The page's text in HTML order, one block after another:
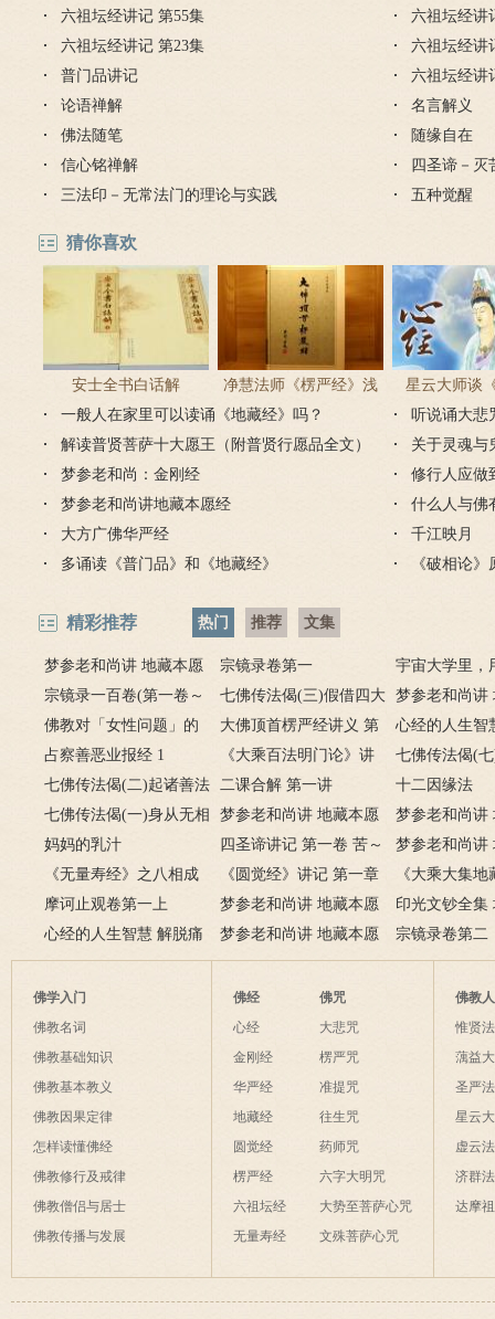
六祖坛经讲记 第55集
六祖坛经讲
六祖坛经讲记 第23集
六祖坛经讲
普门品讲记
六祖坛经讲
论语禅解
名言解义
佛法随笔
随缘自在
信心铭禅解
四圣谛－灭
三法印－无常法门的理论与实践
五种觉醒
猜你喜欢
安士全书白话解
净慧法师《楞严经》浅
译
星云大师谈
一般人在家里可以读诵《地藏经》吗？
听说诵大悲
解读普贤菩萨十大愿王（附普贤行愿品全文）
关于灵魂与
梦参老和尚：金刚经
修行人应做
梦参老和尚讲地藏本愿经
什么人与佛
大方广佛华严经
千江映月
多诵读《普门品》和《地藏经》
《破相论》
精彩推荐 热门 推荐 文集
梦参老和尚讲 地藏本愿
经 1
宗镜录卷第一
宇宙大学里，
人生成绩单
宗镜录一百卷(第一卷～
一百卷) 宗镜录序
七佛传法偈(三)假借四大
以为身，心本无生因境
有； 前境若无心亦无，罪
福如幻起亦灭。
梦参老和尚讲
经 2
佛教对「女性问题」的
看法
大佛顶首楞严经讲义 第
一卷
心经的人生
经》者何
占察善恶业报经 1
《大乘百法明门论》讲
记之一
七佛传法偈(
法，无法法亦
法时，法法何
七佛传法偈(二)起诸善法
本是幻，造诸恶业亦是
幻；身如聚沫心如风，幻
出无根无实性。
二课合解 第一讲
十二因缘法
七佛传法偈(一)身从无相
中受生，喻如幻出诸形
像；幻人心识本来空，罪
福皆空无所住。
梦参老和尚讲 地藏本愿
经 3
梦参老和尚讲
经 6
妈妈的乳汁
四圣谛讲记 第一卷 苦～
轮回之苦
梦参老和尚讲
经 4
《无量寿经》之八相成
道(一)
《圆觉经》讲记 第一章
文殊菩萨章
《大乘大集地
经》序品第一
摩诃止观卷第一上
梦参老和尚讲 地藏本愿
经 10
印光文钞全集
法师文钞卷第
心经的人生智慧 解脱痛
苦的原理
梦参老和尚讲 地藏本愿
经 8
宗镜录卷第二
佛学入门
佛教名词
佛教基础知识
佛教基本教义
佛教因果定律
怎样读懂佛经
佛教修行及戒律
佛教僧侣与居士
佛教传播与发展
佛经
心经
金刚经
华严经
地藏经
圆觉经
楞严经
六祖坛经
无量寿经
佛咒
大悲咒
楞严咒
准提咒
往生咒
药师咒
六字大明咒
大势至菩萨心咒
文殊菩萨心咒
佛教
惟贤
蕅益
圣严
星云
虚云
济群
达摩